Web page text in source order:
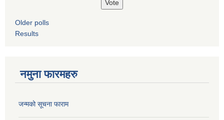
Older polls
Results
नमुना फारमहरु
जन्मको सूचना फाराम